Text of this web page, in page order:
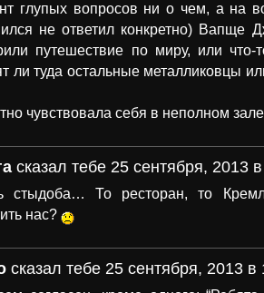
глупых вопросов ни о чем, а на
не ответил конкретно) Вапще
путешествие по миру, или
ли туда остальные металликовцы
чувствовала себя в неполном
сказал тебе 25 сентября, 2013
стыдоба… То ресторан, то
нас?
сказал тебе 25 сентября, 2013 в